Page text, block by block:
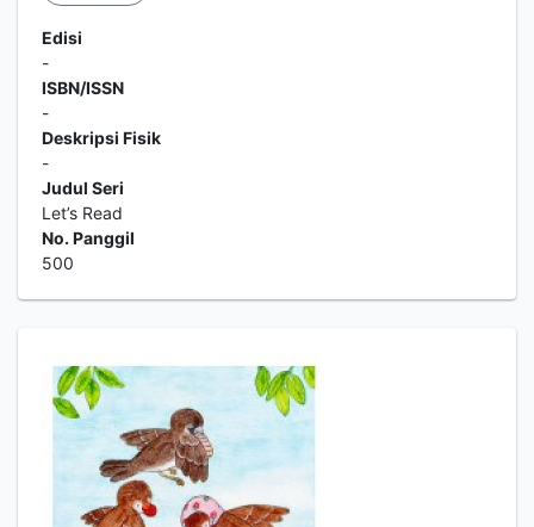
Edisi
-
ISBN/ISSN
-
Deskripsi Fisik
-
Judul Seri
Let’s Read
No. Panggil
500